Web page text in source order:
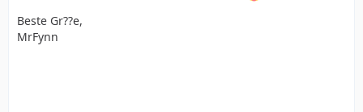
Beste Gr??e,
MrFynn